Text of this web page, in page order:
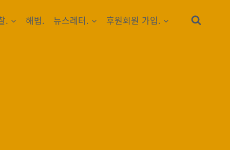
. 해법. 뉴스레터. 후원회원 가입.